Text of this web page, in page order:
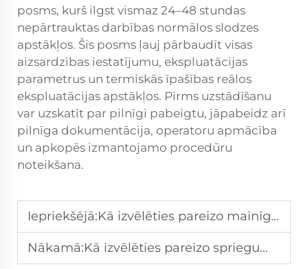
posms, kurš ilgst vismaz 24–48 stundas
nepārtrauktas darbības normālos slodzes
apstākļos. Šis posms ļauj pārbaudīt visas
aizsardzības iestatījumu, ekspluatācijas
parametrus un termiskās īpašības reālos
ekspluatācijas apstākļos. Pirms uzstādīšanu
var uzskatīt par pilnīgi pabeigtu, jāpabeidz arī
pilnīga dokumentācija, operatoru apmācība
un apkopēs izmantojamo procedūru
noteikšana.
Iepriekšējā:Kā izvēlēties pareizo mainīgās frekvences vadību jūsu motoram
Nākamā:Kā izvēlēties pareizo sprieguma stabilizatoru savai rūpnīcas elektroinstalācijai